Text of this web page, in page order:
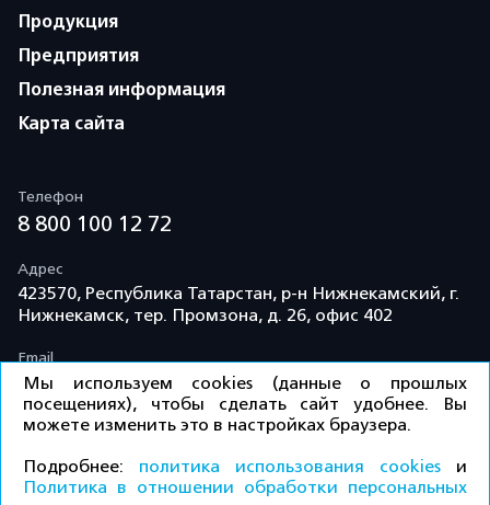
Продукция
Предприятия
Полезная информация
Карта сайта
Телефон
8 800 100 12 72
Адрес
423570, Республика Татарстан, р-н Нижнекамский, г.
Нижнекамск, тер. Промзона, д. 26, офис 402
Email
info@td-kama.com
©ООО «Торговый дом «Кама» 2026 / Все права
защищены.
Мы используем cookies (данные о прошлых
посещениях), чтобы сделать сайт удобнее. Вы
можете изменить это в настройках браузера.
Подробнее: политика использования cookies и
Политика в отношении обработки персональных